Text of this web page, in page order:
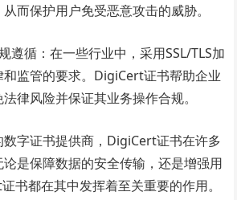
而保护用户免受恶意攻击的威胁。
遵循：在一些行业中，采用SSL/TLS加
监管的要求。DigiCert证书帮助企业
律风险并保证其业务操作合规。
数字证书提供商，DigiCert证书在许多
是保障数据的安全传输，还是增强用
书都在其中发挥着至关重要的作用。